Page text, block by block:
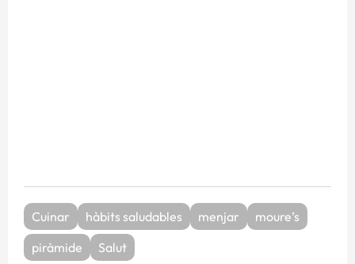
Cuinar hàbits saludables menjar
moure’s
piràmide
Salut